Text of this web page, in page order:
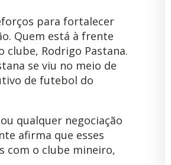
para fortalecer
Quem está à frente
clube, Rodrigo Pastana.
se viu no meio de
de futebol do
qualquer negociação
afirma que esses
com o clube mineiro,